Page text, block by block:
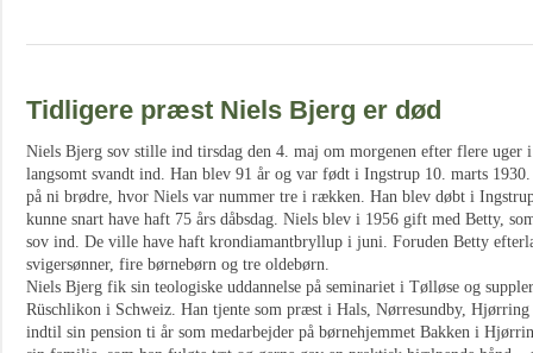
Tidligere præst Niels Bjerg er død
Niels Bjerg sov stille ind tirsdag den 4. maj om morgenen efter flere uger
langsomt svandt ind. Han blev 91 år og var født i Ingstrup 10. marts
på ni brødre, hvor Niels var nummer tre i rækken. Han blev døbt i
kunne snart have haft 75 års dåbsdag. Niels blev i 1956 gift med Betty,
sov ind. De ville have haft krondiamantbryllup i juni. Foruden Betty
svigersønner, fire børnebørn og tre oldebørn.
Niels Bjerg fik sin teologiske uddannelse på seminariet i Tølløse og
Rüschlikon i Schweiz. Han tjente som præst i Hals, Nørresundby, Hjørring
indtil sin pension ti år som medarbejder på børnehjemmet Bakken i